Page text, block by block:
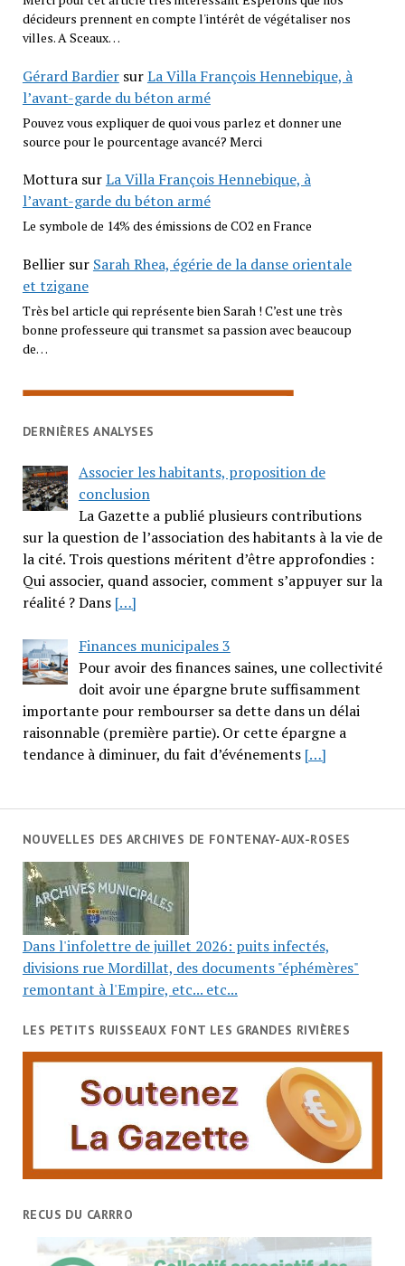
décideurs prennent en compte l'intérêt de végétaliser nos
villes. A Sceaux…
Gérard BardiersurLa Villa François Hennebique, à
l’avant-garde du béton armé
Pouvez vous expliquer de quoi vous parlez et donner une
source pour le pourcentage avancé? Merci
MotturasurLa Villa François Hennebique, à
l’avant-garde du béton armé
Le symbole de 14% des émissions de CO2 en France
Belliersur Sarah Rhea, égérie de la danse orientale
et tzigane
Très bel article qui représente bien Sarah ! C’est une très
bonne professeure qui transmet sa passion avec beaucoup
de…
DERNIÈRES ANALYSES
Associer les habitants, proposition de
conclusion
La Gazette a publié plusieurs contributions
sur la question de l’association des habitants à la vie de
la cité. Trois questions méritent d’être approfondies :
Qui associer, quand associer, comment s’appuyer sur la
réalité ? Dans […]
Finances municipales 3
Pour avoir des finances saines, une collectivité
doit avoir une épargne brute suffisamment
importante pour rembourser sa dette dans un délai
raisonnable (première partie). Or cette épargne a
tendance à diminuer, du fait d’événements […]
NOUVELLES DES ARCHIVES DE FONTENAY-AUX-ROSES
Dans l'infolettre de juillet 2026: puits infectés,
divisions rue Mordillat, des documents "éphémères"
remontant à l'Empire, etc... etc...
LES PETITS RUISSEAUX FONT LES GRANDES RIVIÈRES
RECUS DU CARRRO